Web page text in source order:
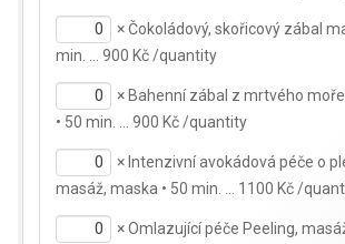
×Čokoládový, skořicový zábal
min. … 900 Kč /quantity
× Bahenní zábal z mrtvého
• 50 min. … 900 Kč /quantity
× Intenzivní avokádová péče o
masáž, maska • 50 min. … 1100 Kč /
×Omlazující péče Peeling,